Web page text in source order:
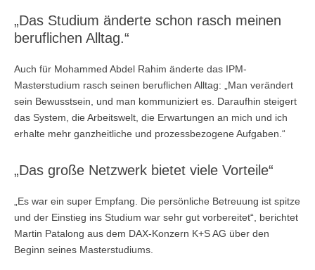
Übersicht
Übersicht
Industrie 4.0
Kompetenzbasiertes Projektmanagement
Übersicht
Business Spotlight
„Das Studium änderte schon rasch meinen
beruflichen Alltag.“
Auch für Mohammed Abdel Rahim änderte das IPM-
Masterstudium rasch seinen beruflichen Alltag: „Man verändert
sein Bewusstsein, und man kommuniziert es. Daraufhin steigert
das System, die Arbeitswelt, die Erwartungen an mich und ich
erhalte mehr ganzheitliche und prozessbezogene Aufgaben.“
„Das große Netzwerk bietet viele Vorteile“
„Es war ein super Empfang. Die persönliche Betreuung ist spitze
und der Einstieg ins Studium war sehr gut vorbereitet“, berichtet
Martin Patalong aus dem DAX-Konzern K+S AG über den
Beginn seines Masterstudiums.